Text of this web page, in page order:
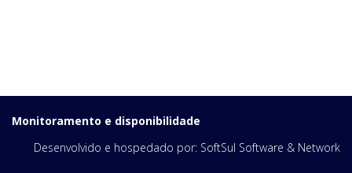
Monitoramento e disponibilidade
Desenvolvido e hospedado por: SoftSul Software & Network